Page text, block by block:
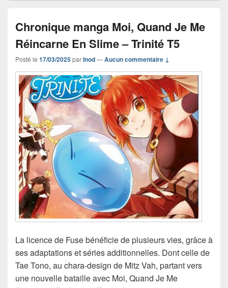
Chronique manga Moi, Quand Je Me
Réincarne En Slime – Trinité T5
Posté le 17/03/2025parInod—Aucun commentaire ↓
La licence de Fuse bénéficie de plusieurs vies, grâce à
ses adaptations et séries additionnelles. Dont celle de
Tae Tono, au chara-design de Mitz Vah, partant vers
une nouvelle bataille avec Moi, Quand Je Me